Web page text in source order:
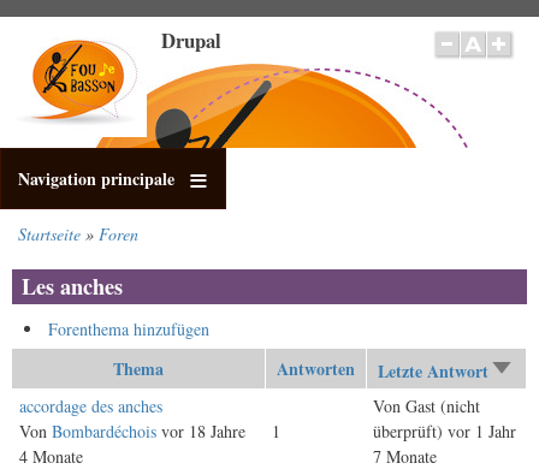
Inhalt
Drupal
Navigation principale
Startseite Foren
Les anches
Forenthema hinzufügen
Thema Antworten Letzte Antwort
Normales
Thema
accordage des anches
Von Bombardéchois vor 18 Jahre
4 Monate
1
Von Gast (nicht
überprüft) vor 1 Jahr
7 Monate